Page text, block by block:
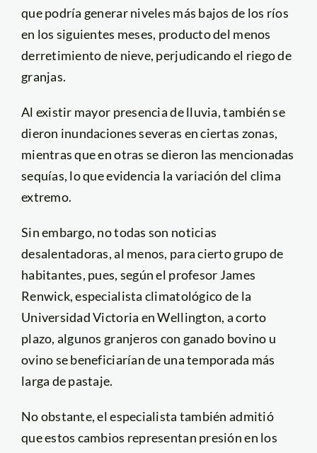
que podría generar niveles más bajos de los ríos
en los siguientes meses, producto del menos
derretimiento de nieve, perjudicando el riego de
granjas.
Al existir mayor presencia de lluvia, también se
dieron inundaciones severas en ciertas zonas,
mientras que en otras se dieron las mencionadas
sequías, lo que evidencia la variación del clima
extremo.
Sin embargo, no todas son noticias
desalentadoras, al menos, para cierto grupo de
habitantes, pues, según el profesor James
Renwick, especialista climatológico de la
Universidad Victoria en Wellington, a corto
plazo, algunos granjeros con ganado bovino u
ovino se beneficiarían de una temporada más
larga de pastaje.
No obstante, el especialista también admitió
que estos cambios representan presión en los